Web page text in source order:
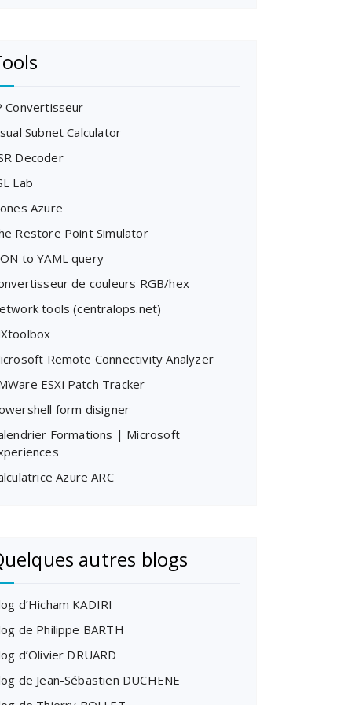
Convertisseur
Subnet Calculator
Decoder
Lab
Azure
Restore Point Simulator
to YAML query
de couleurs RGB/hex
tools (centralops.net)
Remote Connectivity Analyzer
ESXi Patch Tracker
form disigner
Formations | Microsoft
Azure ARC
autres blogs
d’Hicham KADIRI
de Philippe BARTH
d’Olivier DRUARD
de Jean-Sébastien DUCHENE